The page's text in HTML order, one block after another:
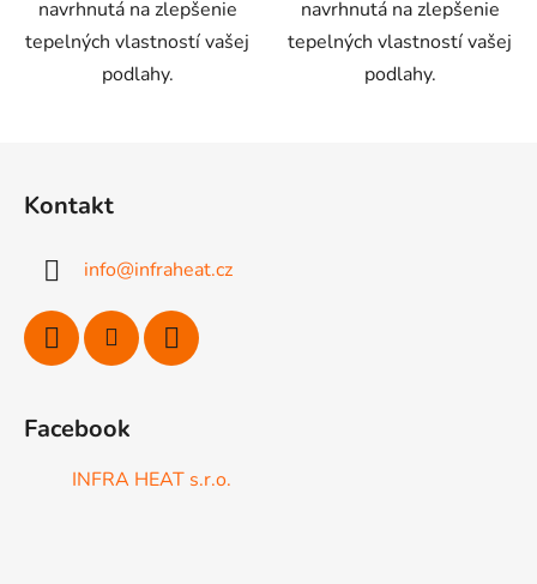
navrhnutá na zlepšenie
tepelných vlastností vašej
podlahy.
navrhnutá na zlepšenie
tepelných vlastností vašej
podlahy.
Kontakt
info@infraheat.cz
Facebook
INFRA HEAT s.r.o.